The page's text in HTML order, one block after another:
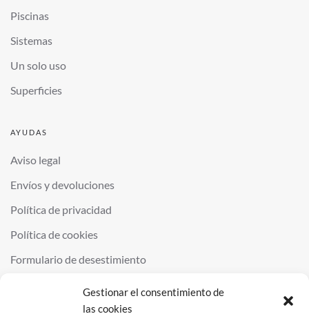
Gestionar el consentimiento de
las cookies
Piscinas
Sistemas
Un solo uso
Superficies
AYUDAS
Aviso legal
Envíos y devoluciones
Política de privacidad
Política de cookies
Formulario de desestimiento
QUIMINOR SL. ALL RIGHTS RESERVED.